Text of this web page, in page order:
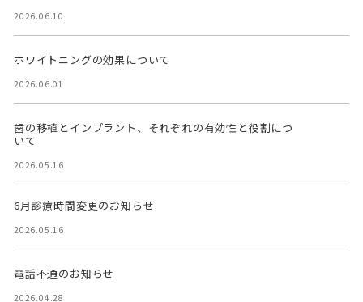
2026.06.10
ホワイトニングの効果について
2026.06.01
歯の移植とインプラント、それぞれの有効性と役割につ
いて
2026.05.16
6月診療時間変更のお知らせ
2026.05.16
電話不通のお知らせ
2026.04.28